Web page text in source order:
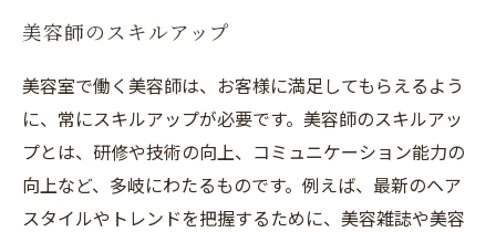
美容師のスキルアップ
美容室で働く美容師は、お客様に満足してもらえるよう
に、常にスキルアップが必要です。美容師のスキルアッ
プとは、研修や技術の向上、コミュニケーション能力の
向上など、多岐にわたるものです。例えば、最新のヘア
スタイルやトレンドを把握するために、美容雑誌や美容